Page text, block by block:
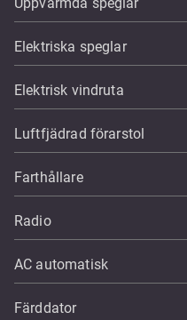
Elektriska speglar
Elektrisk vindruta
Luftfjädrad förarstol
Farthållare
Radio
AC automatisk
Färddator